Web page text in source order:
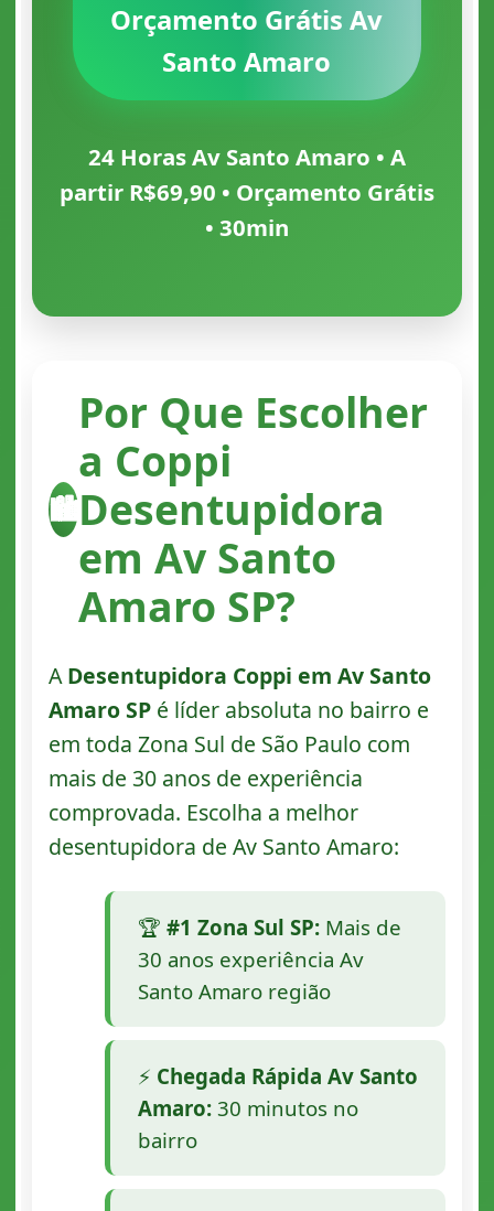
Orçamento Grátis Av
Santo Amaro
24 Horas Av Santo Amaro • A
partir R$69,90 • Orçamento Grátis
• 30min
🏙️
Por Que Escolher
a Coppi
Desentupidora
em Av Santo
Amaro SP?
ADesentupidora Coppi em Av Santo
Amaro SPé líder absoluta no bairro e
em toda Zona Sul de São Paulo com
mais de 30 anos de experiência
comprovada. Escolha a melhor
desentupidora de Av Santo Amaro:
🏆 #1 Zona Sul SP:Mais de
30 anos experiência Av
Santo Amaro região
⚡ Chegada Rápida Av Santo
Amaro:30 minutos no
bairro